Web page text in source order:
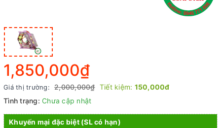
1,850,000₫
Giá thị trường: 2,000,000₫ Tiết kiệm: 150,000đ
Tình trạng: Chưa cập nhật
Khuyến mại đặc biệt (SL có hạn)